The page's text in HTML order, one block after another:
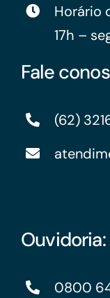
Horário
17h –
Fale
(62)
Ouvidoria:
0800